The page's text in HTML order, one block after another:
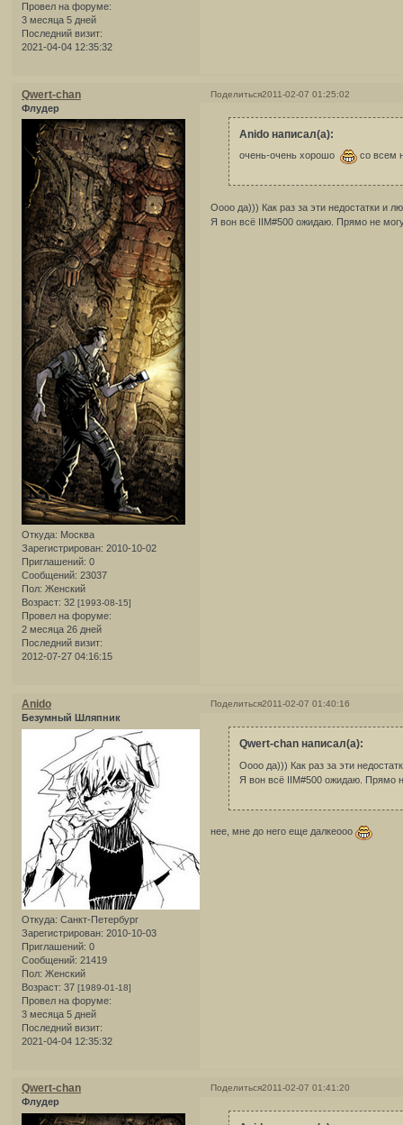
Провел на форуме:
3 месяца 5 дней
Последний визит:
2021-04-04 12:35:32
Поделиться2011-02-07 01:25:02
Qwert-chan
Флудер
Откуда: Москва
Зарегистрирован: 2010-10-02
Приглашений: 0
Сообщений: 23037
Пол: Женский
Возраст: 32 [1993-08-15]
Провел на форуме:
2 месяца 26 дней
Последний визит:
2012-07-27 04:16:15
Anido написал(а):
очень-очень хорошо со всем
Оооо да))) Как раз за эти недостатки и
Я вон всё IIM#500 ожидаю. Прямо не
Поделиться2011-02-07 01:40:16
Anido
Безумный Шляпник
Откуда: Санкт-Петербург
Зарегистрирован: 2010-10-03
Приглашений: 0
Сообщений: 21419
Пол: Женский
Возраст: 37 [1989-01-18]
Провел на форуме:
3 месяца 5 дней
Последний визит:
2021-04-04 12:35:32
Qwert-chan написал(а):
Оооо да))) Как раз за эти
Я вон всё IIM#500 ожидаю. Прямо
нее, мне до него еще далкеооо
Поделиться2011-02-07 01:41:20
Qwert-chan
Флудер